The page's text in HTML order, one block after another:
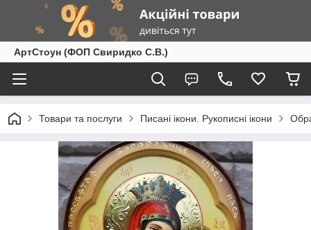
АртСтоун (ФОП Свиридко С.В.)
Товари та послуги Писані ікони. Рукописні ікони